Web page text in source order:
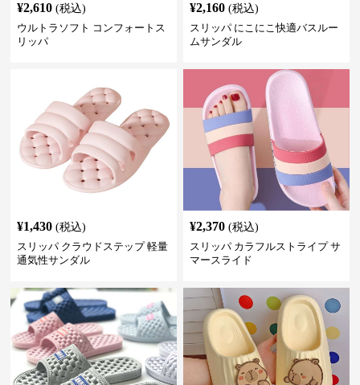
¥2,610 (税込)
ウルトラソフト コンフォートス
リッパ
¥2,160 (税込)
スリッパ にこにこ快適バスルー
ムサンダル
¥1,430 (税込)
スリッパ クラウドステップ 軽量
通気性サンダル
¥2,370 (税込)
スリッパ カラフルストライプ サ
マースライド